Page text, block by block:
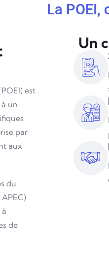
La POEI,
est
un
par
aux
du
de
Un